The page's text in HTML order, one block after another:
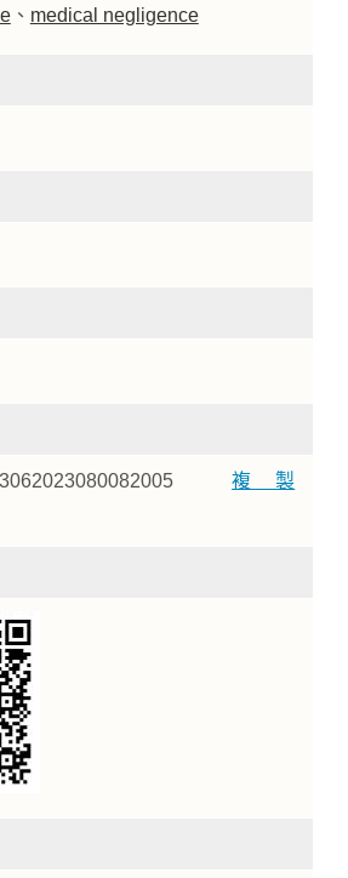
、 medical negligence
複製